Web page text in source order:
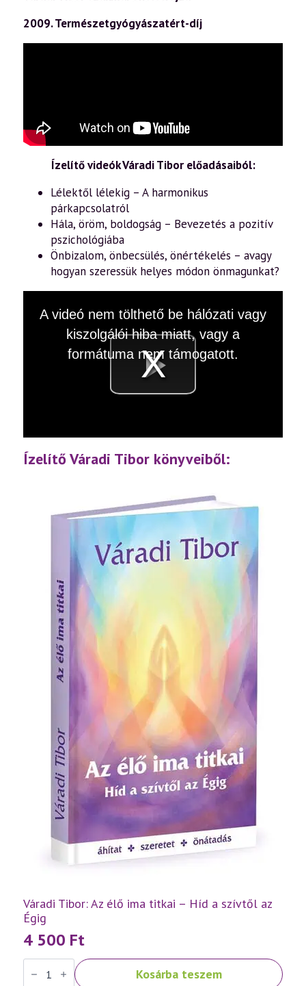
2009. Természetgyógyászatért-díj
Ízelítő videók Váradi Tibor előadásaiból:
Lélektől lélekig – A harmonikus
párkapcsolatról
Hála, öröm, boldogság – Bevezetés a pozitív
pszichológiába
Önbizalom, önbecsülés, önértékelés – avagy
hogyan szeressük helyes módon önmagunkat?
Videó
A videó nem tölthető be hálózati vagy
kiszolgálói hiba miatt, vagy a
formátuma nem támogatott.
Ízelítő Váradi Tibor könyveiből:
Váradi Tibor: Az élő ima titkai – Híd a szívtől az
Égig
4 500 Ft
Váradi
Tibor:
Kosárba teszem